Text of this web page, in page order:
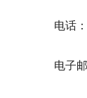
电话：
电子